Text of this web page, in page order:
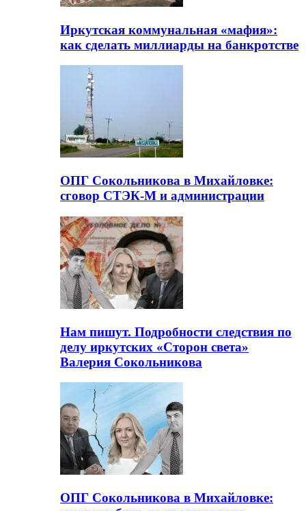
Иркутская коммунальная «мафия»:
как сделать миллиарды на банкротстве
ОПГ Сокольникова в Михайловке:
сговор СТЭК-М и администрации
Нам пишут. Подробности следствия по
делу иркутских «Сторон света»
Валерия Сокольникова
ОПГ Сокольникова в Михайловке: